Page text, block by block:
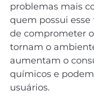
problemas mais
quem possui
de comprometer
tornam o
aumentam o
químicos e
usuários.